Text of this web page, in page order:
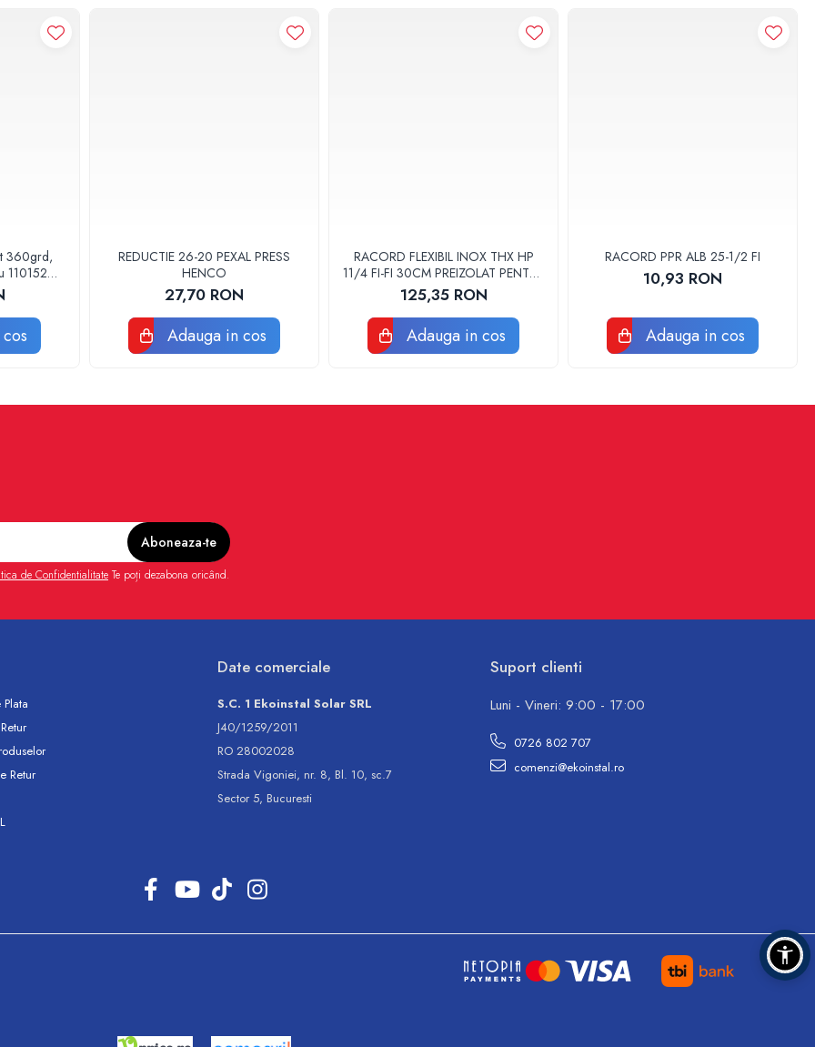
360grd,
110152
REDUCTIE 26-20 PEXAL PRESS
HENCO
27,70 RON
Adauga in cos
RACORD FLEXIBIL INOX THX HP
11/4 FI-FI 30CM PREIZOLAT PENTRU
POMPA DE CALDURA - THX
125,35 RON
Adauga in cos
RACORD PPR ALB 25-1/2 FI
10,93 RON
Adauga in cos
de Confidentialitate Te poți dezabona oricând.
Retur
Date comerciale
S.C. 1 Ekoinstal Solar SRL
J40/1259/2011
RO 28002028
Strada Vigoniei, nr. 8, Bl. 10, sc.7
Sector 5, Bucuresti
Suport clienti
Luni - Vineri: 9:00 - 17:00
0726 802 707
comenzi@ekoinstal.ro